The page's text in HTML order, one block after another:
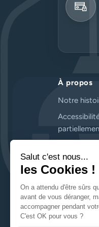
À propos
Notre
FAQ